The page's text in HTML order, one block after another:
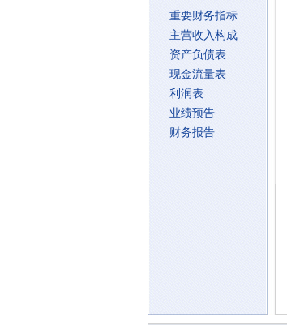
重要财务指标
主营收入构成
资产负债表
现金流量表
利润表
业绩预告
财务报告